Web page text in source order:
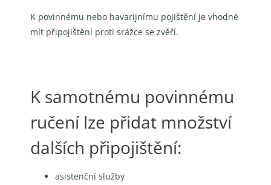
K povinnému nebo havarijnímu pojištění je vhodné
mít připojištění proti srážce se zvěří.
K samotnému povinnému
ručení lze přidat množství
dalších připojištění:
asistenční služby